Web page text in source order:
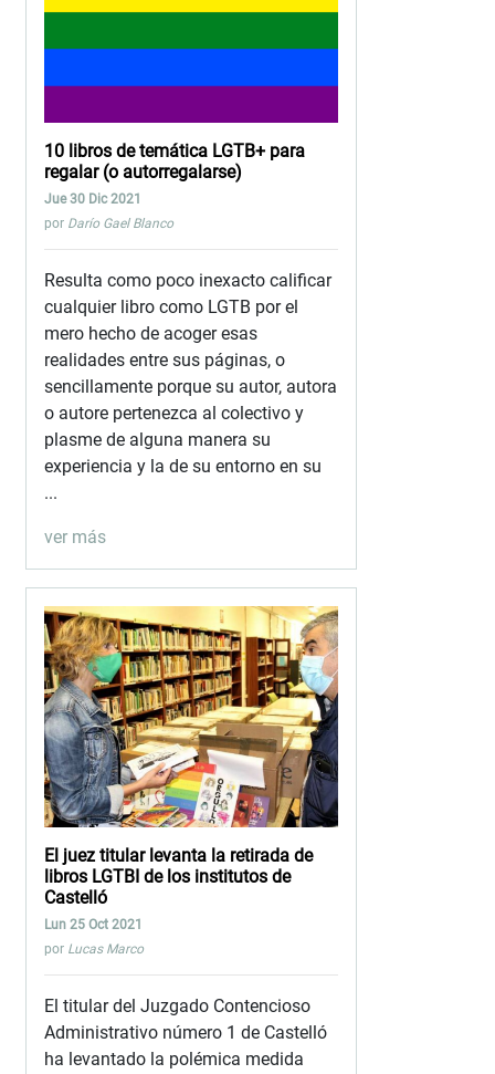
10 libros de temática LGTB+ para
regalar (o autorregalarse)
Jue 30 Dic 2021
por Darío Gael Blanco
Resulta como poco inexacto calificar
cualquier libro como LGTB por el
mero hecho de acoger esas
realidades entre sus páginas, o
sencillamente porque su autor, autora
o autore pertenezca al colectivo y
plasme de alguna manera su
experiencia y la de su entorno en su
...
ver más
El juez titular levanta la retirada de
libros LGTBI de los institutos de
Castelló
Lun 25 Oct 2021
por Lucas Marco
El titular del Juzgado Contencioso
Administrativo número 1 de Castelló
ha levantado la polémica medida